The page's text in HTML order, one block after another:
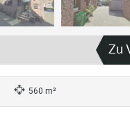
Zu
560 m²